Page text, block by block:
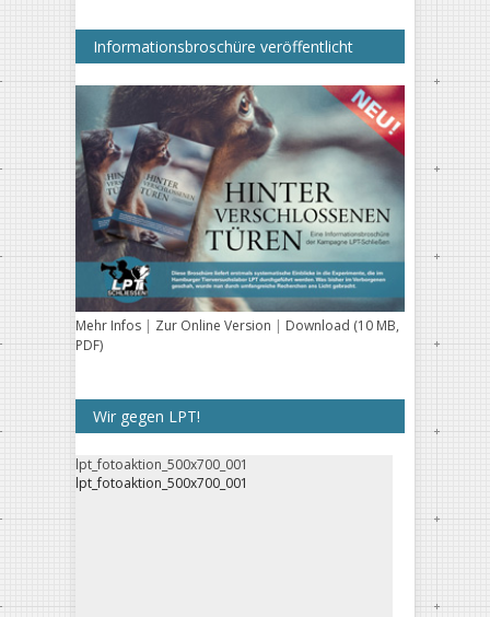
Informationsbroschüre veröffentlicht
Mehr Infos | Zur Online Version | Download (10 MB,
PDF)
Wir gegen LPT!
lpt_fotoaktion_500x700_001
lpt_fotoaktion_500x700_001